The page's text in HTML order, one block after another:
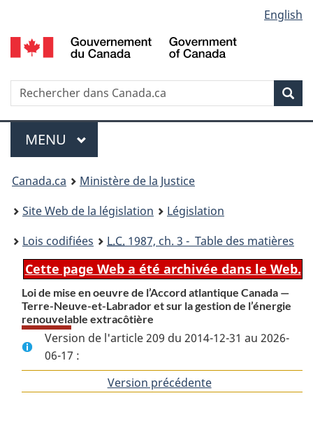
au
contenu
propos
de
la
HTML
simplifiée
selection
English
Recherche
Menu
MENU PRINCIPAL
You
are
here:
Canada.ca
Ministère de la Justice
Site Web de la législation
Législation
Lois codifiées
L.C. 1987, ch. 3 - Table des matières
Cette page Web a été archivée dans le Web.
Loi de mise en oeuvre de l’Accord atlantique Canada —
Terre-Neuve-et-Labrador et sur la gestion de l’énergie
renouvelable extracôtière
Version de l'article 209 du 2014-12-31 au 2026-
06-17 :
Version précédentede